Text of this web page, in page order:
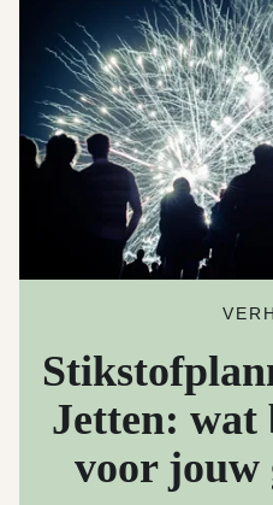
Jetten: wat
voor jouw